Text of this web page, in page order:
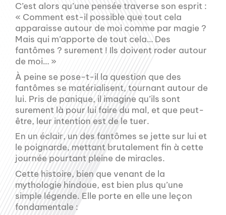
C’est alors qu’une pensée traverse son esprit :
« Comment est-il possible que tout cela
apparaisse autour de moi comme par magie ?
Mais qui m’apporte de tout cela… Des
fantômes ? surement ! Ils doivent roder autour
de moi… »
À peine se pose-t-il la question que des
fantômes se matérialisent, tournant autour de
lui. Pris de panique, il imagine qu’ils sont
surement là pour lui faire du mal, et que peut-
être, leur intention est de le tuer.
En un éclair, un des fantômes se jette sur lui et
le poignarde, mettant brutalement fin à cette
journée pourtant pleine de miracles.
Cette histoire, bien que venant de la
mythologie hindoue, est bien plus qu’une
simple légende. Elle porte en elle une leçon
fondamentale :